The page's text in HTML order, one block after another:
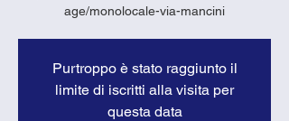
age/monolocale-via-mancini
Purtroppo è stato raggiunto il
limite di iscritti alla visita per
questa data